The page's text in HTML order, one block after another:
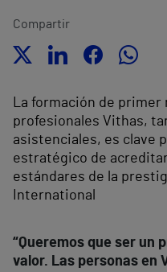
Compartir
La formación de
profesionales Vithas,
asistenciales, es clave
estratégico de
estándares de la
International
“Queremos que ser un
valor. Las personas en